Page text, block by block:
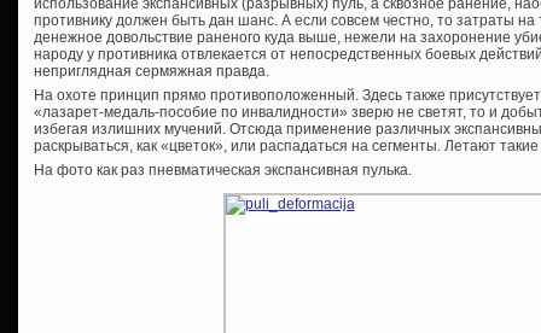
противнику должен быть дан шанс. А если совсем честно, то затраты
денежное довольствие раненого куда выше, нежели на захоронение
народу у противника отвлекается от непосредственных боевых
неприглядная сермяжная правда.
На охоте принцип прямо противоположенный. Здесь также
«лазарет-медаль-пособие по инвалидности» зверю не светят, то и
избегая излишних мучений. Отсюда применение различных
раскрываться, как «цветок», или распадаться на сегменты. Летают
На фото как раз пневматическая экспансивная пулька.